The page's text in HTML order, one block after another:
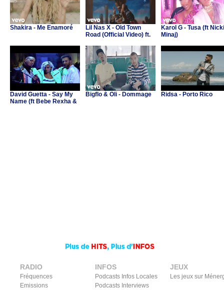
Shakira - Me Enamoré
Lil Nas X - Old Town
Road (Official Video) ft.
Karol G - Tusa (ft Nicki
Minaj)
David Guetta - Say My
Name (ft Bebe Rexha &
Bigflo & Oli - Dommage Ridsa - Porto Rico
RADIO
Fréquences
Emissions
INFOS
Podcasts Infos Locales
Podcasts Interviews
JEUX
Les jeux sur